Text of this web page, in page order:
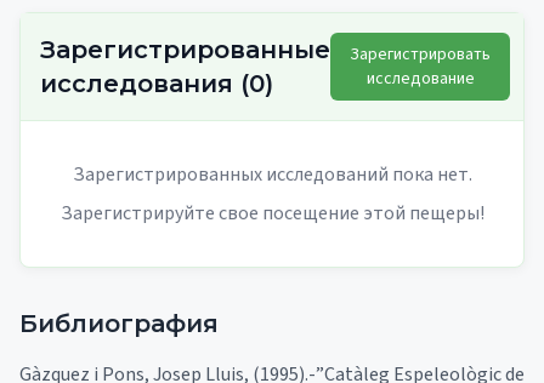
Зарегистрированные
исследования (0)
Зарегистрировать
исследование
Зарегистрированных исследований пока нет.
Зарегистрируйте свое посещение этой пещеры!
Библиография
Gàzquez i Pons, Josep Lluis, (1995).-”Catàleg Espeleològic de